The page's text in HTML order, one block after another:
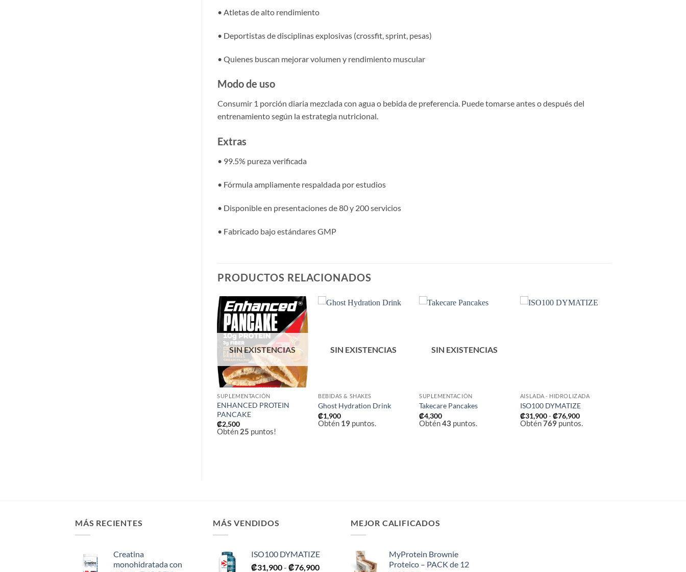
• Atletas de alto rendimiento
• Deportistas de disciplinas explosivas (crossfit, sprint, pesas)
• Quienes buscan mejorar volumen y rendimiento muscular
Modo de uso
Consumir 1 porción diaria mezclada con agua o bebida de preferencia. Puede tomarse antes o después del
entrenamiento según la estrategia nutricional.
Extras
• 99.5% pureza verificada
• Fórmula ampliamente respaldada por estudios
• Disponible en presentaciones de 80 y 200 servicios
• Fabricado bajo estándares GMP
PRODUCTOS RELACIONADOS
Añadir
a la
lista de
deseos
SIN EXISTENCIAS
SUPLEMENTACIÓN
ENHANCED PROTEIN
PANCAKE
₡2,500
Obtén 25 puntos!
deseos
SIN EXISTENCIAS
BEBIDAS & SHAKES
Ghost Hydration Drink
₡1,900
Obtén 19 puntos.
deseos
SIN EXISTENCIAS
SUPLEMENTACIÓN
Takecare Pancakes
₡4,300
Obtén43 puntos.
AISLADA - HIDROLIZADA
ISO100 DYMATIZE
₡31,900-₡76,900Rango
de
Obtén769puntos.
MÁS RECIENTES
Creatina
monohidratada con
MÁS VENDIDOS
ISO100 DYMATIZE
₡31,900- ₡76,900Rango
MEJOR CALIFICADOS
MyProtein Brownie
Proteico – PACK de 12